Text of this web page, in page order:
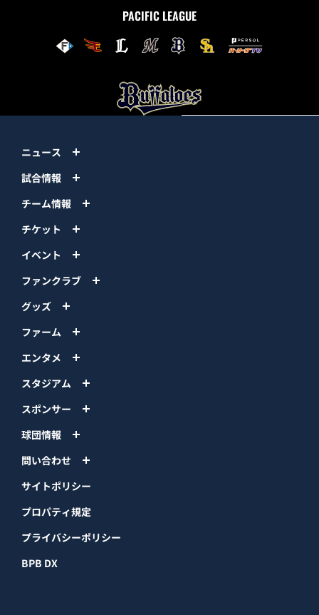
PACIFIC LEAGUE
ニュース
試合情報
チーム情報
チケット
イベント
ファンクラブ
グッズ
ファーム
エンタメ
スタジアム
スポンサー
球団情報
問い合わせ
サイトポリシー
プロパティ規定
プライバシーポリシー
BPB DX